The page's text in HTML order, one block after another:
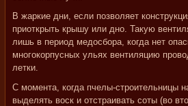
В жаркие дни, если позволяет
приоткрыть крышу или дно. Такую
лишь в период медосбора, когда нет
многокорпусных ульях вентиляцию
летки.
С момента, когда пчелы-строительницы
выделять воск и отстраивать соты (во